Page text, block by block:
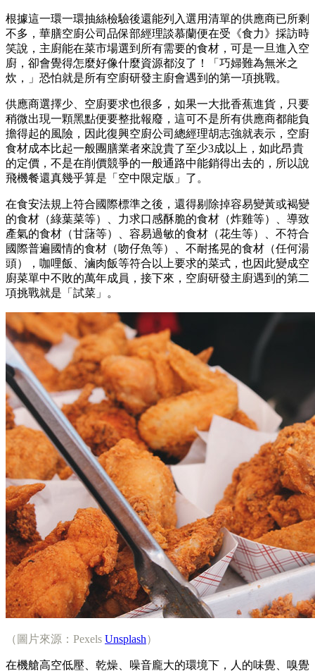
根據這一環一環抽絲檢驗後還能列入選用清單的供應商已所剩
不多，華膳空廚公司品保部經理談慕蘭便在受《食力》採訪時
笑說，主廚能在菜市場選到所有需要的食材，可是一旦進入空
廚，卻會覺得怎麼好像什麼資源都沒了！「巧婦難為無米之
炊，」恐怕就是所有空廚研發主廚會遇到的第一項挑戰。
供應商選擇少、空廚要求也很多，如果一大批香蕉進貨，只要
稍微出現一顆黑點便要整批報廢，這可不是所有供應商都能負
擔得起的風險，因此復興空廚公司總經理胡志強就表示，空廚
食材成本比起一般團膳業者來說貴了至少3成以上，如此昂貴
的定價，不是在削價競爭的一般通路中能銷得出去的，所以說
飛機餐還真幾乎算是「空中限定版」了。
在食安法規上符合國際標準之後，還得剔除掉容易變黃或褐變
的食材（綠葉菜等）、力求口感酥脆的食材（炸雞等）、導致
產氣的食材（甘藷等）、容易過敏的食材（花生等）、不符合
國際普遍國情的食材（吻仔魚等）、不耐搖晃的食材（任何湯
頭），咖哩飯、滷肉飯等符合以上要求的菜式，也因此變成空
廚菜單中不敗的萬年成員，接下來，空廚研發主廚遇到的第二
項挑戰就是「試菜」。
（圖片來源：Pexels Unsplash）
在機艙高空低壓、乾燥、噪音龐大的環境下，人的味覺、嗅覺